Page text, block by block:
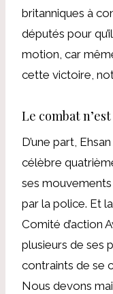
britanniques à
députés pour
motion, car
cette victoire,
Le combat
D’une part,
célèbre
ses
par la police. Et
Comité d’action
plusieurs de ses
contraints de se
Nous devons